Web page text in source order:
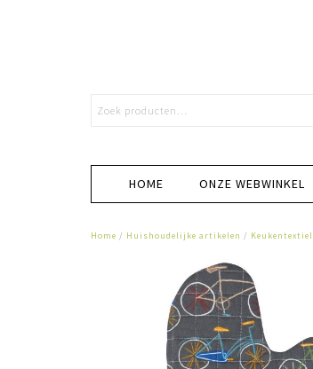
HOME ONZE WEBWINKEL
Home / Huishoudelijke artikelen / Keukentextiel